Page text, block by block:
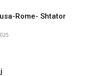
Rome- Shtator